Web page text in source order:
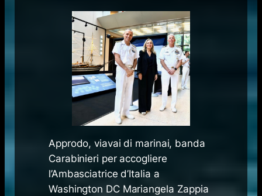
Approdo, viavai di marinai, banda
Carabinieri per accogliere
l’Ambasciatrice d’Italia a
Washington DC Mariangela Zappia